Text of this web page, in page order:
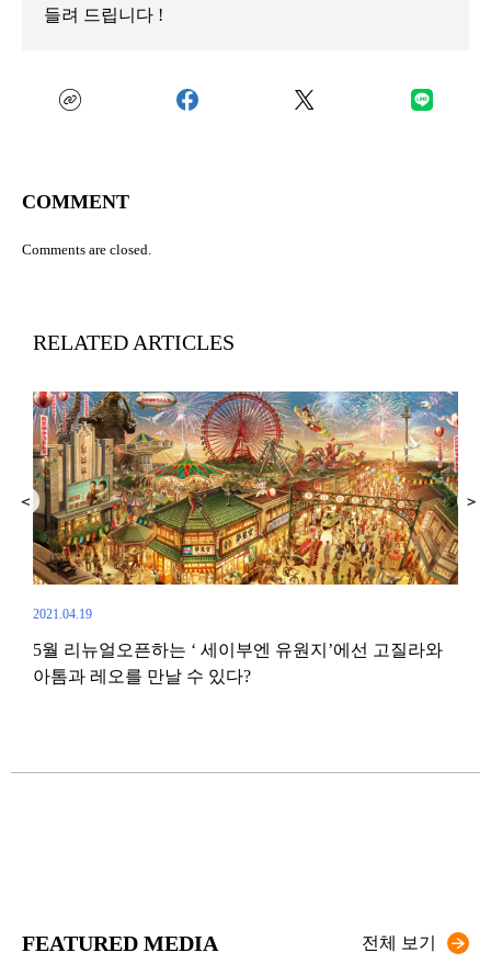
들려 드립니다 !
COMMENT
Comments are closed.
FEATURED MEDIA 전체 보기
RELATED ARTICLES
2021.04.19
5월 리뉴얼오픈하는 ‘ 세이부엔 유원지’에선 고질라와
아톰과 레오를 만날 수 있다?